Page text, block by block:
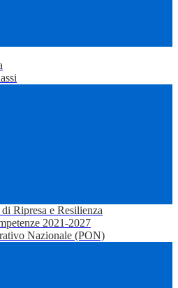
Ripresa e Resilienza
2021-2027
Nazionale (PON)